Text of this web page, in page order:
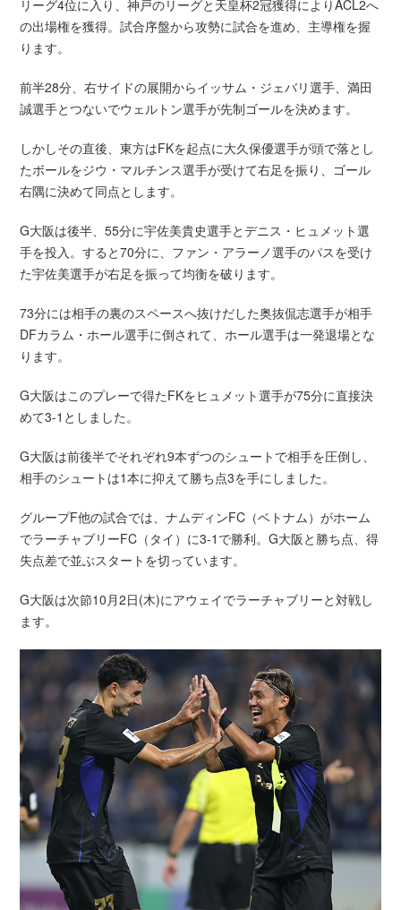
リーグ4位に入り、神戸のリーグと天皇杯2冠獲得によりACL2へ
の出場権を獲得。試合序盤から攻勢に試合を進め、主導権を握
ります。
前半28分、右サイドの展開からイッサム・ジェバリ選手、満田
誠選手とつないでウェルトン選手が先制ゴールを決めます。
しかしその直後、東方はFKを起点に大久保優選手が頭で落とし
たボールをジウ・マルチンス選手が受けて右足を振り、ゴール
右隅に決めて同点とします。
G大阪は後半、55分に宇佐美貴史選手とデニス・ヒュメット選
手を投入。すると70分に、ファン・アラーノ選手のパスを受け
た宇佐美選手が右足を振って均衡を破ります。
73分には相手の裏のスペースへ抜けだした奥抜侃志選手が相手
DFカラム・ホール選手に倒されて、ホール選手は一発退場とな
ります。
G大阪はこのプレーで得たFKをヒュメット選手が75分に直接決
めて3-1としました。
G大阪は前後半でそれぞれ9本ずつのシュートで相手を圧倒し、
相手のシュートは1本に抑えて勝ち点3を手にしました。
グループF他の試合では、ナムディンFC（ベトナム）がホーム
でラーチャブリーFC（タイ）に3-1で勝利。G大阪と勝ち点、得
失点差で並ぶスタートを切っています。
G大阪は次節10月2日(木)にアウェイでラーチャブリーと対戦し
ます。